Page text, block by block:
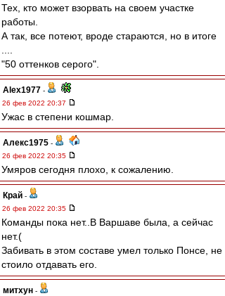
Тех, кто может взорвать на своем участке
работы.
А так, все потеют, вроде стараются, но в итоге
"50 оттенков серого".
Alex1977 -
26 фев 2022 20:37
Ужас в степени кошмар.
Алекс1975 -
26 фев 2022 20:35
Умяров сегодня плохо, к сожалению.
Край -
26 фев 2022 20:35
Команды пока нет..В Варшаве была, а сейчас
нет.(
Забивать в этом составе умел только Понсе, не
стоило отдавать его.
митхун -